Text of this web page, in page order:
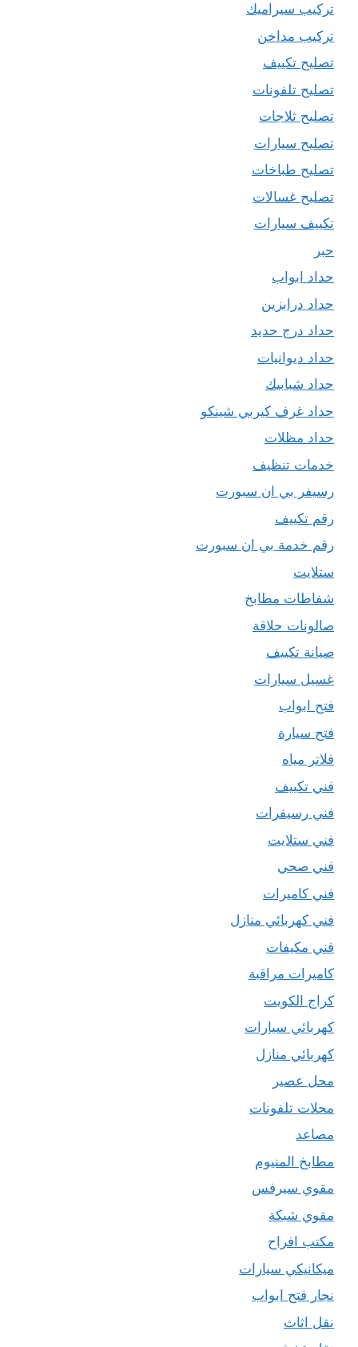
تركيب سيراميك
تركيب مداخن
تصليح تكييف
تصليح تلفونات
تصليح ثلاجات
تصليح سيارات
تصليح طباخات
تصليح غسالات
تكييف سيارات
حبر
حداد ابواب
حداد درابزين
حداد درج حديد
حداد ديوانيات
حداد شبابيك
حداد غرف كيربي شينكو
حداد مظلات
خدمات تنظيف
رسيفر بي ان سبورت
رقم تكييف
رقم خدمة بي ان سبورت
ستلايت
شفاطات مطابخ
صالونات حلاقة
صيانة تكييف
غسيل سيارات
فتح ابواب
فتح سيارة
فلاتر مياه
فني تكييف
فني رسيفرات
فني ستلايت
فني صحي
فني كاميرات
فني كهربائي منازل
فني مكيفات
كاميرات مراقبة
كراج الكويت
كهربائي سيارات
كهربائي منازل
محل عصير
محلات تلفونات
مصاعد
مطابخ المنيوم
مقوي سيرفس
مقوي شبكة
مكتب افراح
ميكانيكي سيارات
نجار فتح ابواب
نقل اثاث